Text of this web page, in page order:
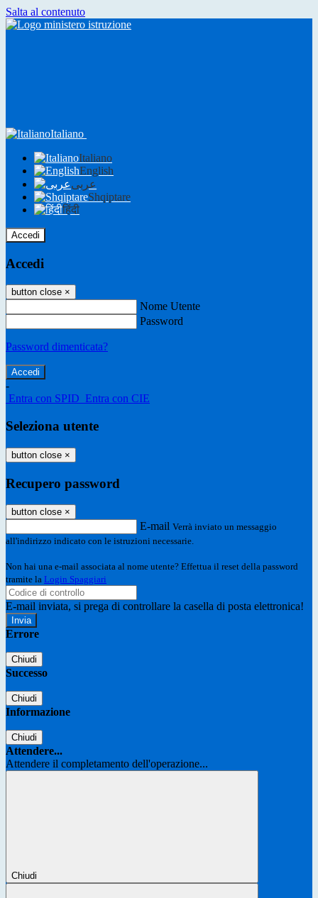
Salta al contenuto
Italiano
Italiano
English
عربى
Shqiptare
हिंदी
Accedi
Accedi
button close ×
Nome Utente
Password
Password dimenticata?
-
Entra con SPID Entra con CIE
Seleziona utente
button close ×
Recupero password
button close ×
E-mail Verrà inviato un messaggio
all'indirizzo indicato con le istruzioni necessarie.
Non hai una e-mail associata al nome utente? Effettua il reset della password
tramite la Login Spaggiari
E-mail inviata, si prega di controllare la casella di posta elettronica!
Errore
Chiudi
Successo
Chiudi
Informazione
Chiudi
Attendere...
Attendere il completamento dell'operazione...
Chiudi